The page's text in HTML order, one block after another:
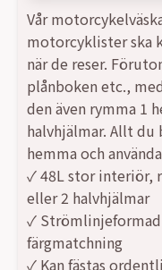
priset
var:
1587,00
priset
är:
694,00 kr.
Vår
motorcyklister ska
när de reser.
plånboken etc.,
den även rymma 1
halvhjälmar. Allt du
hemma och
✓ 48L stor interiör,
eller 2 halvhjälmar
✓
färgmatchning
✓ Kan fästas